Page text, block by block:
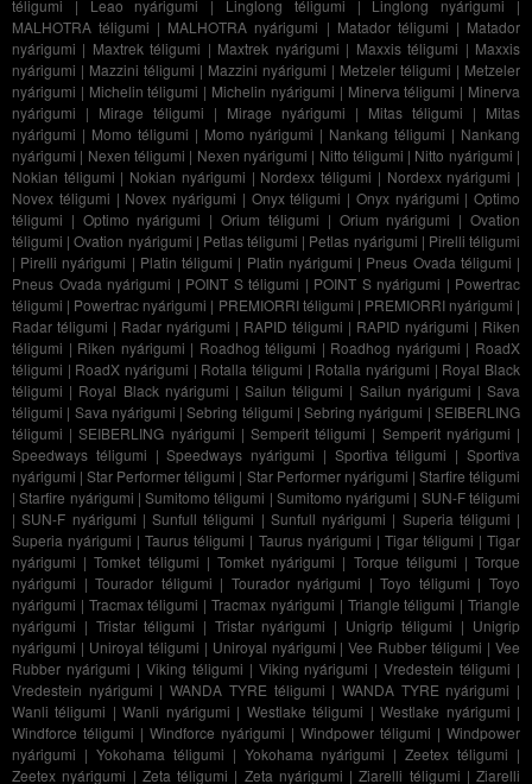
téligumi | Leao nyárigumi | Linglong téligumi | Linglong nyárigumi |
MALHOTRA téligumi | MALHOTRA nyárigumi | Matador téligumi | Matador
nyárigumi | Maxtrek téligumi | Maxtrek nyárigumi | Maxxis téligumi | Maxxis
nyárigumi | Mazzini téligumi | Mazzini nyárigumi | Metzeler téligumi | Metzeler
nyárigumi | Michelin téligumi | Michelin nyárigumi | Minerva téligumi | Minerva
nyárigumi | Mirage téligumi | Mirage nyárigumi | Mitas téligumi | Mitas
nyárigumi | Momo téligumi | Momo nyárigumi | Nankang téligumi | Nankang
nyárigumi | Nexen téligumi | Nexen nyárigumi | Nitto téligumi | Nitto nyárigumi |
Nokian téligumi | Nokian nyárigumi | Nordexx téligumi | Nordexx nyárigumi |
Novex téligumi | Novex nyárigumi | Onyx téligumi | Onyx nyárigumi | Optimo
téligumi | Optimo nyárigumi |Orium téligumi | Orium nyárigumi |Ovation
téligumi |Ovation nyárigumi | Petlas téligumi | Petlas nyárigumi | Pirelli téligumi
| Pirelli nyárigumi | Platin téligumi | Platin nyárigumi | Pneus Ovada téligumi |
Pneus Ovada nyárigumi | POINT S téligumi | POINT S nyárigumi | Powertrac
téligumi | Powertrac nyárigumi | PREMIORRI téligumi | PREMIORRI nyárigumi |
Radar téligumi | Radar nyárigumi | RAPID téligumi | RAPID nyárigumi | Riken
téligumi | Riken nyárigumi | Roadhog téligumi | Roadhog nyárigumi | RoadX
téligumi | RoadX nyárigumi | Rotalla téligumi | Rotalla nyárigumi | Royal Black
téligumi | Royal Black nyárigumi |Sailun téligumi | Sailun nyárigumi |Sava
téligumi | Sava nyárigumi |Sebring téligumi |Sebring nyárigumi |SEIBERLING
téligumi |SEIBERLING nyárigumi |Semperit téligumi | Semperit nyárigumi |
Speedways téligumi |Speedways nyárigumi | Sportiva téligumi |Sportiva
nyárigumi |Star Performer téligumi | Star Performer nyárigumi | Starfire téligumi
|Starfire nyárigumi |Sumitomo téligumi | Sumitomo nyárigumi | SUN-F téligumi
|SUN-F nyárigumi | Sunfull téligumi | Sunfull nyárigumi | Superia téligumi |
Superia nyárigumi |Taurus téligumi | Taurus nyárigumi | Tigar téligumi |Tigar
nyárigumi |Tomket téligumi | Tomket nyárigumi | Torque téligumi |Torque
nyárigumi |Tourador téligumi | Tourador nyárigumi |Toyo téligumi |Toyo
nyárigumi | Tracmax téligumi |Tracmax nyárigumi | Triangle téligumi |Triangle
nyárigumi | Tristar téligumi | Tristar nyárigumi | Unigrip téligumi | Unigrip
nyárigumi | Uniroyal téligumi | Uniroyal nyárigumi |Vee Rubber téligumi |Vee
Rubber nyárigumi | Viking téligumi | Viking nyárigumi |Vredestein téligumi |
Vredestein nyárigumi |WANDA TYRE téligumi | WANDA TYRE nyárigumi |
Wanli téligumi |Wanli nyárigumi | Westlake téligumi |Westlake nyárigumi |
Windforce téligumi | Windforce nyárigumi | Windpower téligumi | Windpower
nyárigumi | Yokohama téligumi | Yokohama nyárigumi |Zeetex téligumi |
Zeetex nyárigumi | Zeta téligumi | Zeta nyárigumi |Ziarelli téligumi | Ziarelli